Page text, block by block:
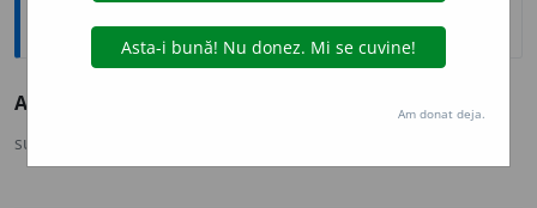
Antonime
A face
sursa:
Am donat deja.